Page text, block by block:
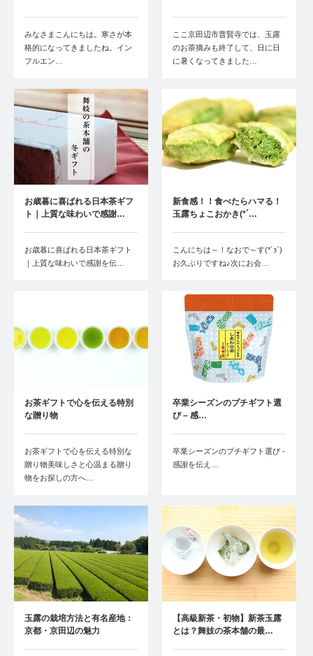
みなさまこんにちは。寒さが本
格的になってきましたね。イン
フルエン…
ここ京田辺市普賢寺では、玉露
のお茶摘みも終了して、日に日
に暑くなってきました…
お歳暮に喜ばれる日本茶ギフ
ト｜上質な味わいで感謝…
お歳暮に喜ばれる日本茶ギフト
｜上質な味わいで感謝を伝…
新食感！！食べたらハマる！
玉露ちょこおかき(*´…
こんにちは～！なおで～す(*´з`)
お久ぶりですね♪次にお会…
お茶ギフトで心を伝える特別
な贈り物
お茶ギフトで心を伝える特別な
贈り物美味しさと心温まる贈り
物をお探しの方へ…
卒業シーズンのプチギフト選
び – 感…
卒業シーズンのプチギフト選び -
感謝を伝え…
玉露の栽培方法と有名産地：
京都・京田辺の魅力
【高級新茶・初物】新茶玉露
とは？舞妓の茶本舗の最…